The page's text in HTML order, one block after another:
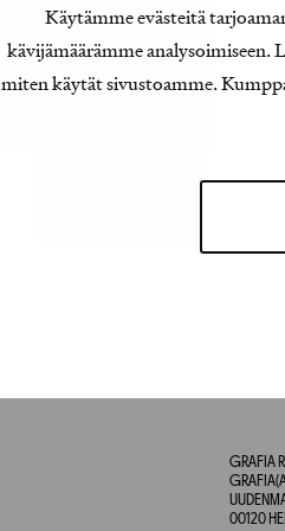
Käytämme evästeitä
kävijämäärämme analysoimiseen.
miten käytät sivustoamme.
GRAFIA
00120